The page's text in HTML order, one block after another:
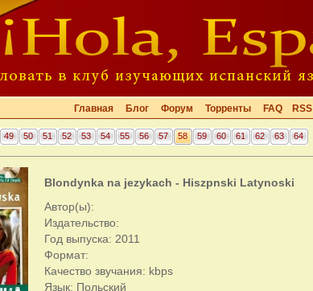
Главная Блог Форум Торренты FAQ RSS
49 50 51 52 53 54 55 56 57 58 59 60 61 62 63 64
Blondynka na jezykach - Hiszpnski Latynoski
Автор(ы):
Издательство:
Год выпуска: 2011
Формат:
Качество звучания: kbps
Язык: Польский